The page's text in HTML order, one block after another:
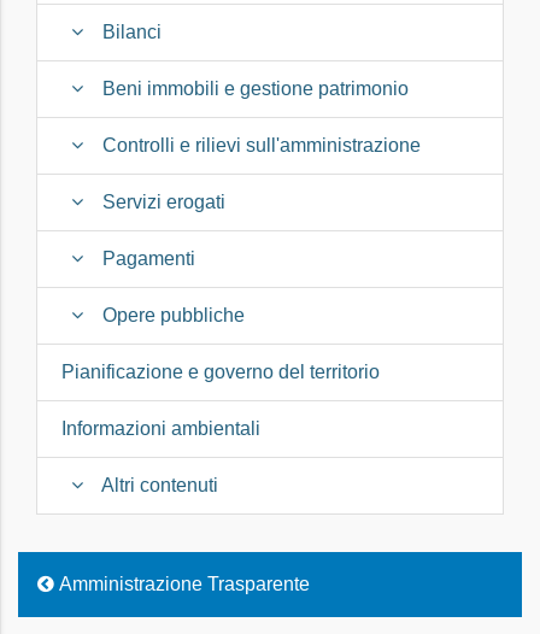
Bilanci
Beni immobili e gestione patrimonio
Controlli e rilievi sull'amministrazione
Servizi erogati
Pagamenti
Opere pubbliche
Pianificazione e governo del territorio
Informazioni ambientali
Altri contenuti
Amministrazione Trasparente